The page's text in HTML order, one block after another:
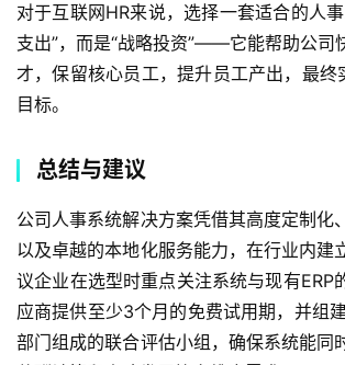
对于互联网HR来说，选择一套适合的人
支出”，而是“战略投资”——它能帮助公司
才，保留核心员工，提升员工产出，最终
目标。
总结与建议
公司人事系统解决方案凭借其高度定制化
以及卓越的本地化服务能力，在行业内建
议企业在选型时重点关注系统与现有ERP
应商提供至少3个月的免费试用期，并组
部门组成的联合评估小组，确保系统能同